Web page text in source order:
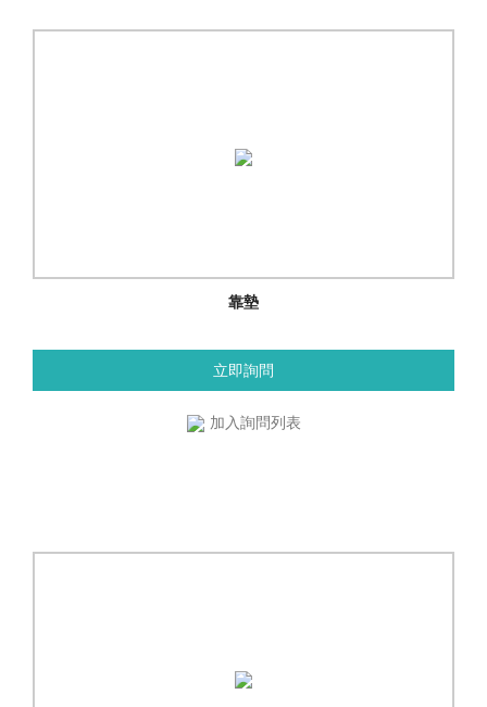
靠墊
立即詢問
加入詢問列表